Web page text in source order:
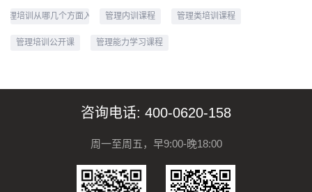
管理培训从哪几个方面入手 管理内训课程 管理类培训课程
管理培训公开课 管理能力学习课程
咨询电话: 400-0620-158
周一至周五，早9:00-晚18:00